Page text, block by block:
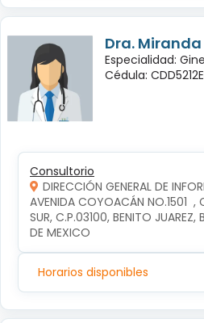
Dra.
Especialidad:
Cédula:
Consultorio
DIRECCIÓN GENERAL DE
AVENIDA COYOACÁN NO.1501  ,
SUR, C.P.03100, BENITO JUAREZ,
DE MEXICO
Horarios disponibles